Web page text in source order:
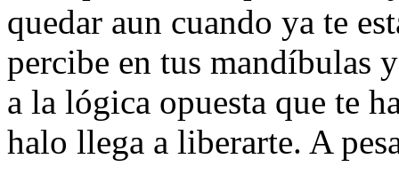
quedar aun cuando ya te
percibe en tus mandíbulas
a la lógica opuesta que te
halo llega a liberarte. A